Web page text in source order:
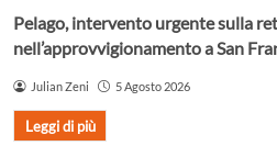
Pelago, intervento urgente sulla
nell’approvvigionamento a San
Julian Zeni 5 Agosto 2026
Leggi di più